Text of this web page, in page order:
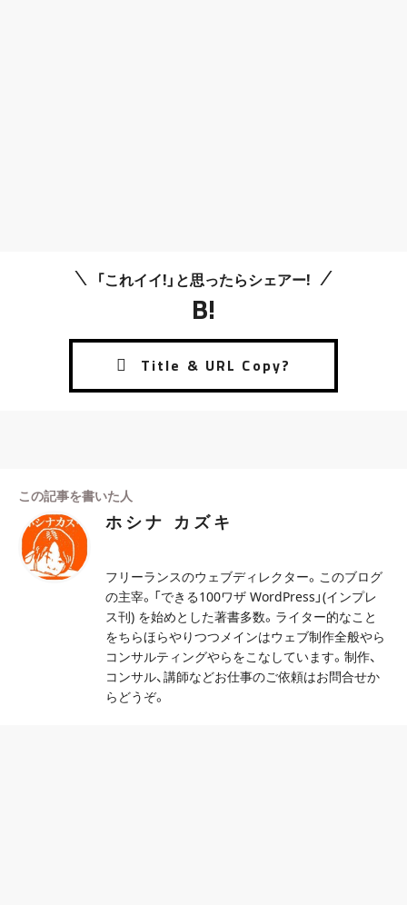
「これイイ!」と思ったらシェアー!
B!
この記事を書いた人
ホシナ カズキ
フリーランスのウェブディレクター。このブログ
の主宰。「できる100ワザ WordPress」(インプレ
ス刊) を始めとした著書多数。ライター的なこと
をちらほらやりつつメインはウェブ制作全般やら
コンサルティングやらをこなしています。制作、
コンサル、講師などお仕事のご依頼はお問合せか
らどうぞ。